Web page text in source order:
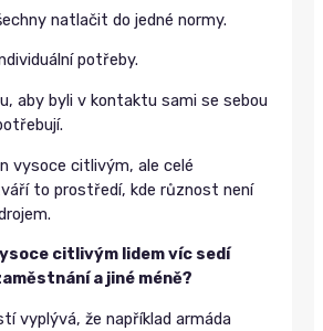
natlačit do jedné normy.
potřeby.
aby byli v kontaktu sami se sebou
vysoce citlivým, ale celé
to prostředí, kde různost není
citlivým lidem víc sedí
a jiné méně?
vyplývá, že například armáda